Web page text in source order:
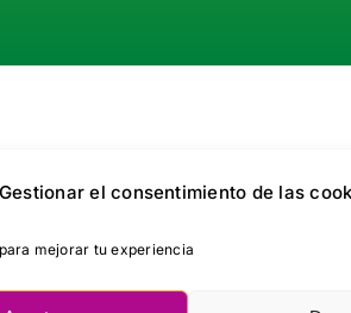
el consentimiento de las
mejorar tu experiencia